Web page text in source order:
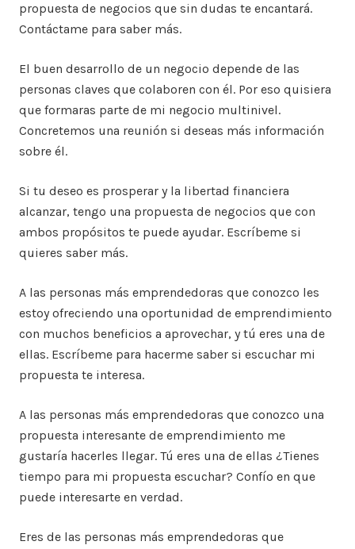
propuesta de negocios que sin dudas te encantará.
Contáctame para saber más.
El buen desarrollo de un negocio depende de las
personas claves que colaboren con él. Por eso quisiera
que formaras parte de mi negocio multinivel.
Concretemos una reunión si deseas más información
sobre él.
Si tu deseo es prosperar y la libertad financiera
alcanzar, tengo una propuesta de negocios que con
ambos propósitos te puede ayudar. Escríbeme si
quieres saber más.
A las personas más emprendedoras que conozco les
estoy ofreciendo una oportunidad de emprendimiento
con muchos beneficios a aprovechar, y tú eres una de
ellas. Escríbeme para hacerme saber si escuchar mi
propuesta te interesa.
A las personas más emprendedoras que conozco una
propuesta interesante de emprendimiento me
gustaría hacerles llegar. Tú eres una de ellas ¿Tienes
tiempo para mi propuesta escuchar? Confío en que
puede interesarte en verdad.
Eres de las personas más emprendedoras que